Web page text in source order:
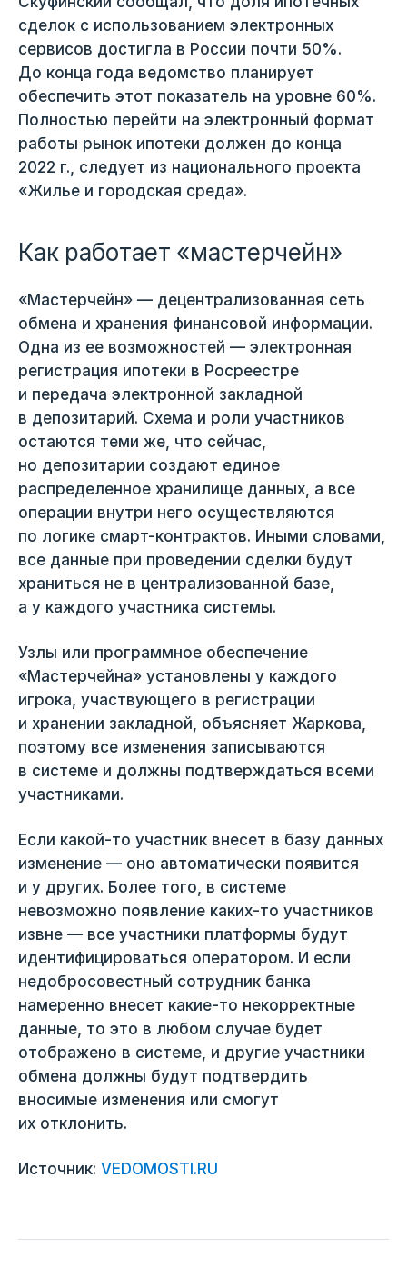
сделок с использованием электронных
сервисов достигла в России почти 50%.
До конца года ведомство планирует
обеспечить этот показатель на уровне 60%.
Полностью перейти на электронный формат
работы рынок ипотеки должен до конца
2022 г., следует из национального проекта
«Жилье и городская среда».
Как работает «мастерчейн»
«Мастерчейн» — децентрализованная сеть
обмена и хранения финансовой информации.
Одна из ее возможностей — электронная
регистрация ипотеки в Росреестре
и передача электронной закладной
в депозитарий. Схема и роли участников
остаются теми же, что сейчас,
но депозитарии создают единое
распределенное хранилище данных, а все
операции внутри него осуществляются
по логике смарт-контрактов. Иными словами,
все данные при проведении сделки будут
храниться не в централизованной базе,
а у каждого участника системы.
Узлы или программное обеспечение
«Мастерчейна» установлены у каждого
игрока, участвующего в регистрации
и хранении закладной, объясняет Жаркова,
поэтому все изменения записываются
в системе и должны подтверждаться всеми
участниками.
Если какой-то участник внесет в базу данных
изменение — оно автоматически появится
и у других. Более того, в системе
невозможно появление каких-то участников
извне — все участники платформы будут
идентифицироваться оператором. И если
недобросовестный сотрудник банка
намеренно внесет какие-то некорректные
данные, то это в любом случае будет
отображено в системе, и другие участники
обмена должны будут подтвердить
вносимые изменения или смогут
их отклонить.
Источник: VEDOMOSTI.RU